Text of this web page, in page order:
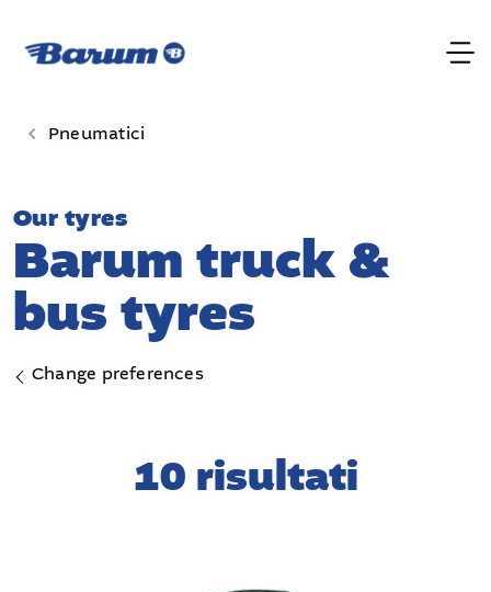
Pneumatici
Our tyres
Barum truck &
bus tyres
Change preferences
10 risultati